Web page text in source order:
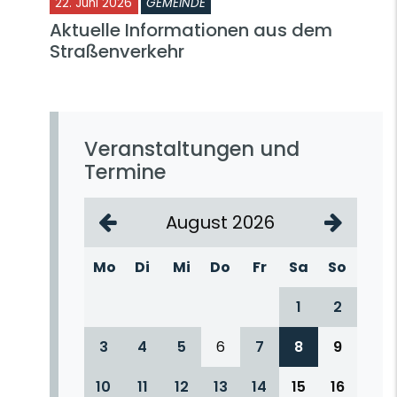
Aktuelle Informationen aus dem
Straßenverkehr
Veranstaltungen und
Termine
August 2026
Mo Di Mi Do Fr Sa
So
1
2
3
4 5 6 7 8
9
10
11 12 13 14 15 16